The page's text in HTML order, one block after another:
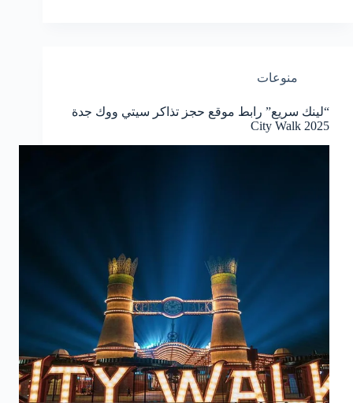
منوعات
“لينك سريع” رابط موقع حجز تذاكر سيتي ووك جدة
2025 City Walk